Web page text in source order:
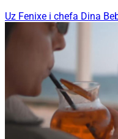
Uz Fenixe i chefa Dina